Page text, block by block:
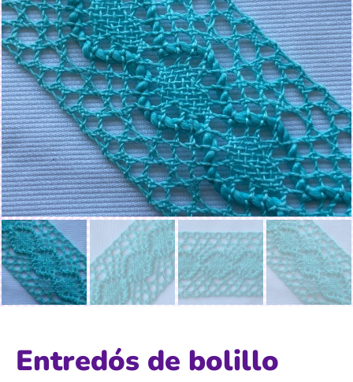
Entredós de bolillo